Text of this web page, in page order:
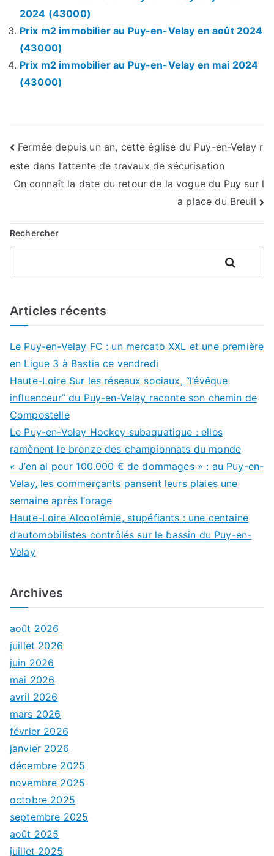
2024 (43000)
Prix m2 immobilier au Puy-en-Velay en août 2024
(43000)
Prix m2 immobilier au Puy-en-Velay en mai 2024
(43000)
Navigation
de
Fermée depuis un an, cette église du Puy-en-Velay r
este dans l’attente de travaux de sécurisation
On connaît la date du retour de la vogue du Puy sur l
a place du Breuil
Rechercher
Rechercher
Articles récents
Le Puy-en-Velay FC : un mercato XXL et une première
en Ligue 3 à Bastia ce vendredi
Haute-Loire Sur les réseaux sociaux, “l’évêque
influenceur” du Puy-en-Velay raconte son chemin de
Compostelle
Le Puy-en-Velay Hockey subaquatique : elles
ramènent le bronze des championnats du monde
« J’en ai pour 100.000 € de dommages » : au Puy-en-
Velay, les commerçants pansent leurs plaies une
semaine après l’orage
Haute-Loire Alcoolémie, stupéfiants : une centaine
d’automobilistes contrôlés sur le bassin du Puy-en-
Velay
Archives
août 2026
juillet 2026
juin 2026
mai 2026
avril 2026
mars 2026
février 2026
janvier 2026
décembre 2025
novembre 2025
octobre 2025
septembre 2025
août 2025
juillet 2025